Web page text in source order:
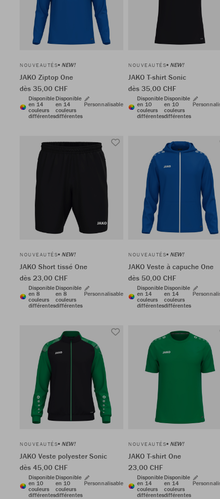
NOUVEAUTÉS NEW!
JAKO Ziptop One
dès 35,00 CHF
Disponible
en 14
couleurs
différentes
Disponible
en 14
couleurs
différentes
Personnalisable
NOUVEAUTÉS NEW!
JAKO T-shirt Sonic
dès 35,00 CHF
Disponible
en 10
couleurs
différentes
Disponible
en 10
couleurs
différentes
NOUVEAUTÉS NEW!
JAKO Short tissé One
dès 23,00 CHF
Disponible
en 8
couleurs
différentes
Disponible
en 8
couleurs
différentes
Personnalisable
NOUVEAUTÉS NEW!
JAKO Veste à capuche One
dès 50,00 CHF
Disponible
en 14
couleurs
différentes
Disponible
en 14
couleurs
différentes
NOUVEAUTÉS NEW!
JAKO Veste polyester Sonic
dès 45,00 CHF
Disponible
en 10
couleurs
différentes
Disponible
en 10
couleurs
différentes
Personnalisable
NOUVEAUTÉS NEW!
JAKO T-shirt One
23,00 CHF
Disponible
en 14
couleurs
différentes
Disponible
en 14
couleurs
différentes